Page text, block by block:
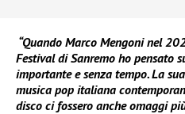
“Quando Marco Mengoni nel
Festival di Sanremo ho pensato
importante e senza tempo. La
musica pop italiana
disco ci fossero anche omaggi